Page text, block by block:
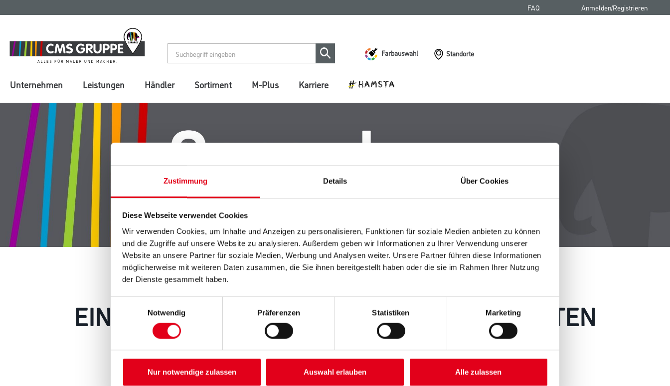
Zustimmung Details Über Cookies
Diese Webseite verwendet Cookies
Wir verwenden Cookies, um Inhalte und Anzeigen zu personalisieren, Funktionen für soziale Medien anbieten zu können
und die Zugriffe auf unsere Website zu analysieren. Außerdem geben wir Informationen zu Ihrer Verwendung unserer
Website an unsere Partner für soziale Medien, Werbung und Analysen weiter. Unsere Partner führen diese Informationen
möglicherweise mit weiteren Daten zusammen, die Sie ihnen bereitgestellt haben oder die sie im Rahmen Ihrer Nutzung
der Dienste gesammelt haben.
Notwendig
Präferenzen Statistiken Marketing
Nur notwendige zulassen Auswahl erlauben Alle zulassen
springen
springen
FAQ Anmelden/Registrieren
Farbauswahl Standorte
Unternehmen Leistungen Händler Sortiment M-Plus Karriere
EIN KLEINER ZWISCHENFALL IST AUFGETRETEN
Erkunden Sie in der Zwischenzeit unseren Online-Shop und lassen Sie sich inspirieren.